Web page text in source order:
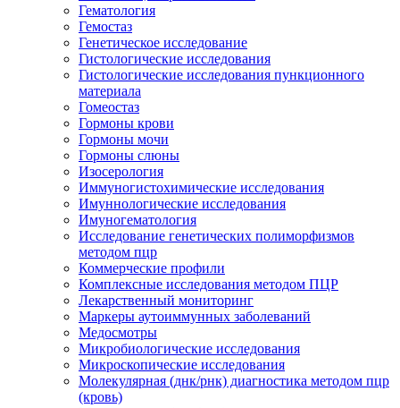
Гематология
Гемостаз
Генетическое исследование
Гистологические исследования
Гистологические исследования пункционного
материала
Гомеостаз
Гормоны крови
Гормоны мочи
Гормоны слюны
Изосерология
Иммуногистохимические исследования
Имуннологические исследования
Имуногематология
Исследование генетических полиморфизмов
методом пцр
Коммерческие профили
Комплексные исследования методом ПЦР
Лекарственный мониторинг
Маркеры аутоиммунных заболеваний
Медосмотры
Микробиологические исследования
Микроскопические исследования
Молекулярная (днк/рнк) диагностика методом пцр
(кровь)